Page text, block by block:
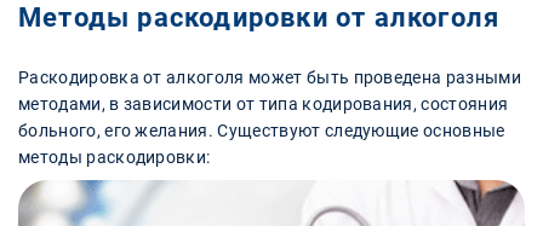
Методы раскодировки от алкоголя
Раскодировка от алкоголя может быть проведена разными
методами, в зависимости от типа кодирования, состояния
больного, его желания. Существуют следующие основные
методы раскодировки: